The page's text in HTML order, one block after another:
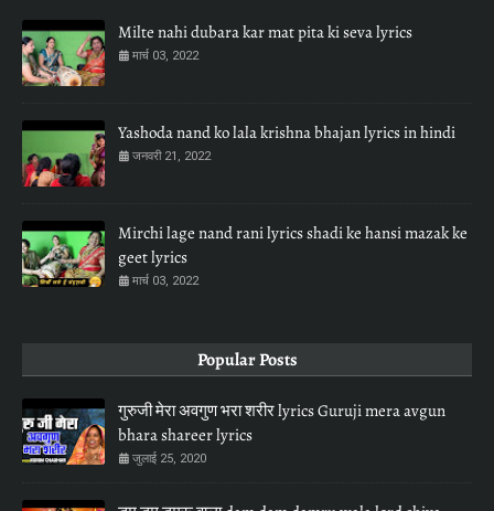
Milte nahi dubara kar mat pita ki seva lyrics
मार्च 03, 2022
Yashoda nand ko lala krishna bhajan lyrics in hindi
जनवरी 21, 2022
Mirchi lage nand rani lyrics shadi ke hansi mazak ke
geet lyrics
मार्च 03, 2022
Popular Posts
गुरुजी मेरा अवगुण भरा शरीर lyrics Guruji mera avgun
bhara shareer lyrics
जुलाई 25, 2020